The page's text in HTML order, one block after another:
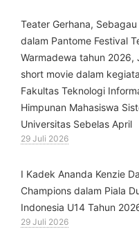
Teater Gerhana,
dalam Pantome Festival
Warmadewa tahun 2026,
short movie dalam
Fakultas Teknologi
Himpunan Mahasiswa
Universitas Sebelas April
29 Juli 2026
⁠I Kadek Ananda Kenzie
Champions dalam Piala
Indonesia U14 Tahun
29 Juli 2026